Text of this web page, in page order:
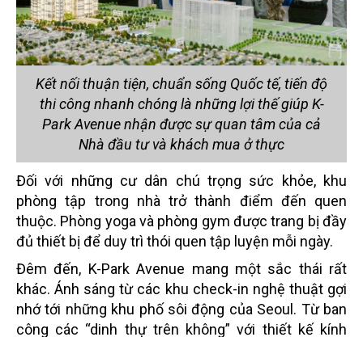
Kết nối thuận tiện, chuẩn sống Quốc tế, tiến độ
thi công nhanh chóng là những lợi thế giúp K-
Park Avenue nhận được sự quan tâm của cả
Nhà đầu tư và khách mua ở thực
Đối với những cư dân chú trọng sức khỏe, khu
phòng tập trong nhà trở thành điểm đến quen
thuộc. Phòng yoga và phòng gym được trang bị đầy
đủ thiết bị để duy trì thói quen tập luyện mỗi ngày.
Đêm đến, K-Park Avenue mang một sắc thái rất
khác. Ánh sáng từ các khu check-in nghệ thuật gợi
nhớ tới những khu phố sôi động của Seoul. Từ ban
công các “dinh thự trên không” với thiết kế kính